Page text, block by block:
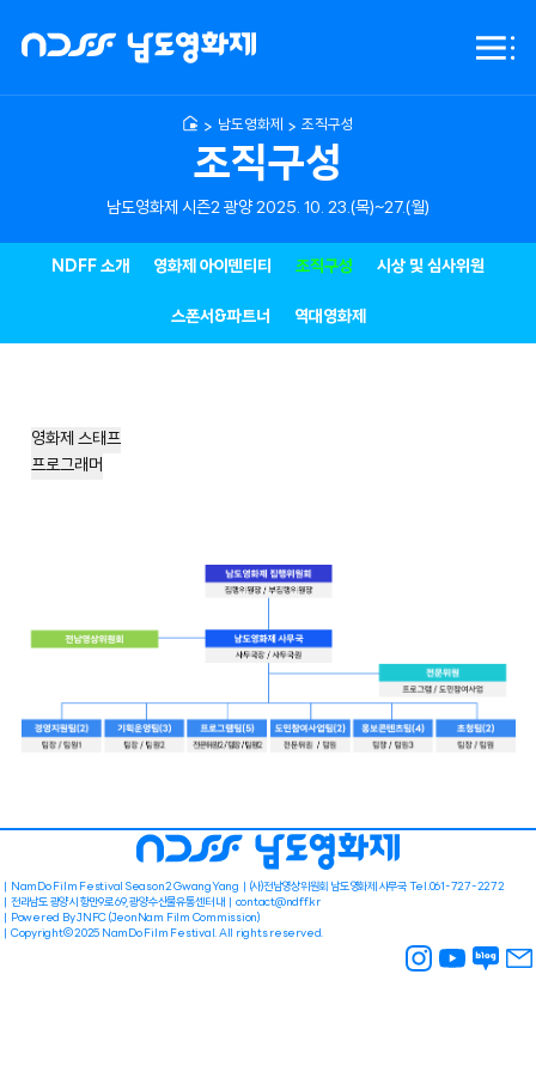
NDFF
남도영화제
전체
조직구성
남도영화제 시즌2 광양 2025. 10. 23.(목)~27.(월)
남도영화제 조직구성
NDFF 소개 영화제 아이덴티티 조직구성 시상 및 심사위원
스폰서&파트너 역대영화제
영화제 스태프
프로그래머
NamDo Film Festival Season2 GwangYang
(사)전남영상위원회 남도영화제 사무국 Tel.061-727-2272
전라남도 광양시 항만9로 69, 광양수산물유통센터 내
contact@ndff.kr
Powered By JNFC (JeonNam Film Commission)
Copyright© 2025 NamDo Film Festival. All rights reserved.